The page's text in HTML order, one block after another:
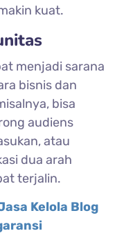
kuat.
menjadi sarana
bisnis dan
bisa
audiens
atau
dua arah
terjalin.
Kelola Blog